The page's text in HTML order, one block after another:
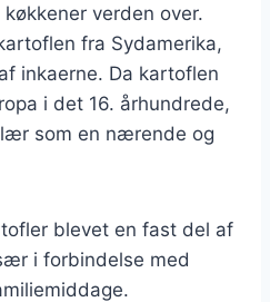
verden over.
fra Sydamerika,
inkaerne. Da kartoflen
i det 16. århundrede,
som en nærende og
blevet en fast del af
i forbindelse med